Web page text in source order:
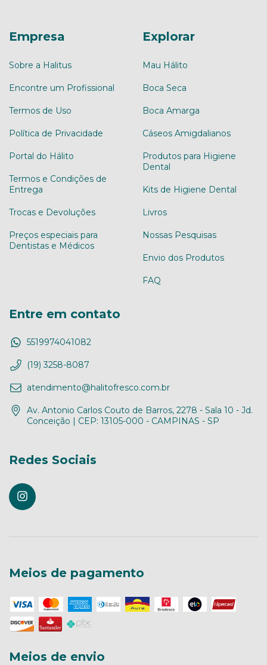
Empresa
Sobre a Halitus
Encontre um Profissional
Termos de Uso
Política de Privacidade
Portal do Hálito
Termos e Condições de
Entrega
Trocas e Devoluções
Preços especiais para
Dentistas e Médicos
Explorar
Mau Hálito
Boca Seca
Boca Amarga
Cáseos Amigdalianos
Produtos para Higiene
Dental
Kits de Higiene Dental
Livros
Nossas Pesquisas
Envio dos Produtos
FAQ
Entre em contato
5519974041082
(19) 3258-8087
atendimento@halitofresco.com.br
Av. Antonio Carlos Couto de Barros, 2278 - Sala 10 - Jd.
Conceição | CEP: 13105-000 - CAMPINAS - SP
Redes Sociais
Meios de pagamento
Meios de envio